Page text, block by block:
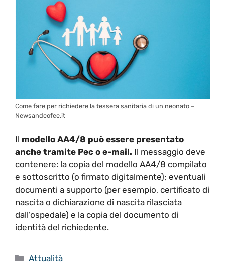
Come fare per richiedere la tessera sanitaria di un neonato –
Newsandcofee.it
Il modello AA4/8 può essere presentato
anche tramite Pec o e-mail. Il messaggio deve
contenere: la copia del modello AA4/8 compilato
e sottoscritto (o firmato digitalmente); eventuali
documenti a supporto (per esempio, certificato di
nascita o dichiarazione di nascita rilasciata
dall’ospedale) e la copia del documento di
identità del richiedente.
Categorie
Attualità